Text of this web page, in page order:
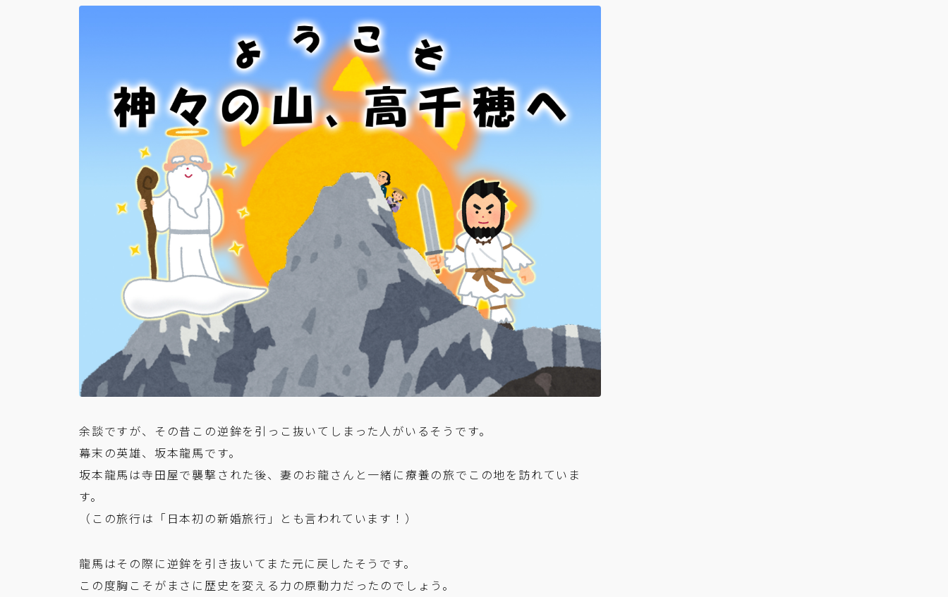
余談ですが、その昔この逆鉾を引っこ抜いてしまった人がいるそうです。
幕末の英雄、坂本龍馬です。
坂本龍馬は寺田屋で襲撃された後、妻のお龍さんと一緒に療養の旅でこの地を訪れていま
す。
（この旅行は「日本初の新婚旅行」とも言われています！）
龍馬はその際に逆鉾を引き抜いてまた元に戻したそうです。
この度胸こそがまさに歴史を変える力の原動力だったのでしょう。